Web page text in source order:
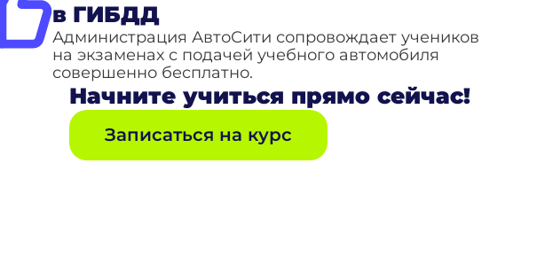
в ГИБДД
Администрация АвтоСити сопровождает учеников
на экзаменах с подачей учебного автомобиля
совершенно бесплатно.
Начните учиться прямо сейчас!
Записаться на курс